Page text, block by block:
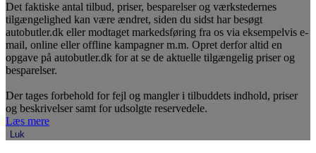
Det faktiske antal tilbud, priser, besparelser og værkstedernes
tilgængelighed kan være ændret, siden du sidst har besøgt
autobutler.dk eller modtaget markedsføring fra os via eksempelvis e-
mail, online eller offline kampagner m.m. Opret derfor altid en
opgave på autobutler.dk for at se de aktuelle tilgængelig priser og
besparelser.
Der tages forbehold for fejl og mangler i tilbuddets indhold, priser
og beskrivelser samt for udsolgte reservedele.
Læs mere
Luk